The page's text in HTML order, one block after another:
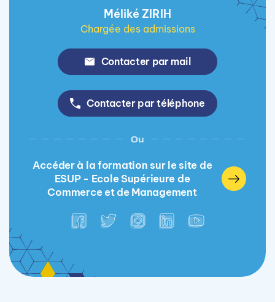
Méliké ZIRIH
Chargée des admissions
Contacter par mail
Contacter par téléphone
Ou
Accéder à la formation sur le site de
ESUP - Ecole Supérieure de
Commerce et de Management